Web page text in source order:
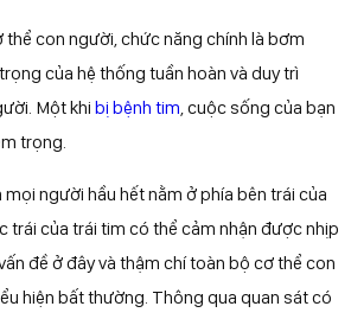
con người, chức năng chính là bơm
của hệ thống tuần hoàn và duy trì
Một khi bị bệnh tim, cuộc sống của bạn
trọng.
người hầu hết nằm ở phía bên trái của
trái của trái tim có thể cảm nhận được nhịp
đề ở đây và thậm chí toàn bộ cơ thể con
hiện bất thường. Thông qua quan sát có